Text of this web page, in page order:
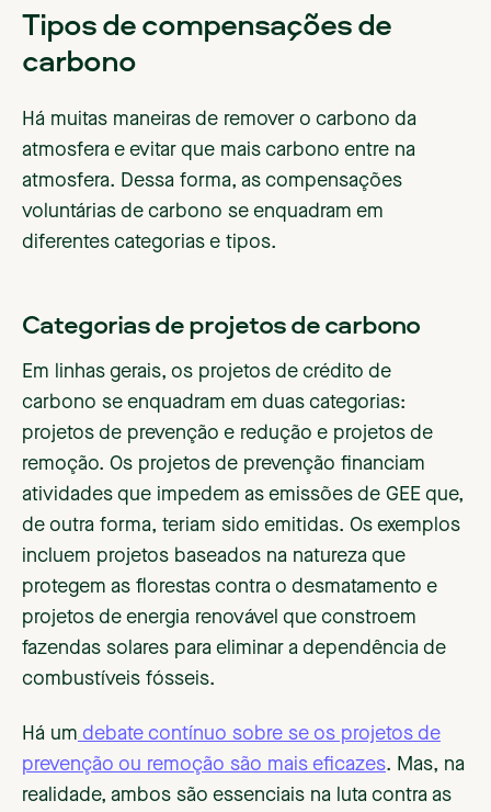
Tipos de compensações de
carbono
Há muitas maneiras de remover o carbono da
atmosfera e evitar que mais carbono entre na
atmosfera. Dessa forma, as compensações
voluntárias de carbono se enquadram em
diferentes categorias e tipos.
Categorias de projetos de carbono
Em linhas gerais, os projetos de crédito de
carbono se enquadram em duas categorias:
projetos de prevenção e redução e projetos de
remoção. Os projetos de prevenção financiam
atividades que impedem as emissões de GEE que,
de outra forma, teriam sido emitidas. Os exemplos
incluem projetos baseados na natureza que
protegem as florestas contra o desmatamento e
projetos de energia renovável que constroem
fazendas solares para eliminar a dependência de
combustíveis fósseis.
Há um debate contínuo sobre se os projetos de
prevenção ou remoção são mais eficazes. Mas, na
realidade, ambos são essenciais na luta contra as